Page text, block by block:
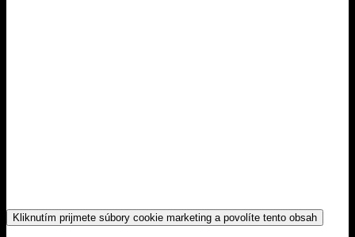
Kliknutím prijmete súbory cookie marketing a povolíte tento obsah